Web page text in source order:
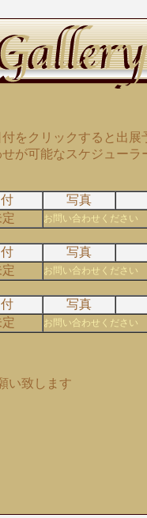
をクリックすると出
が可能なスケジュー
写真
お問い合わせください
写真
お問い合わせください
写真
お問い合わせください
い致します